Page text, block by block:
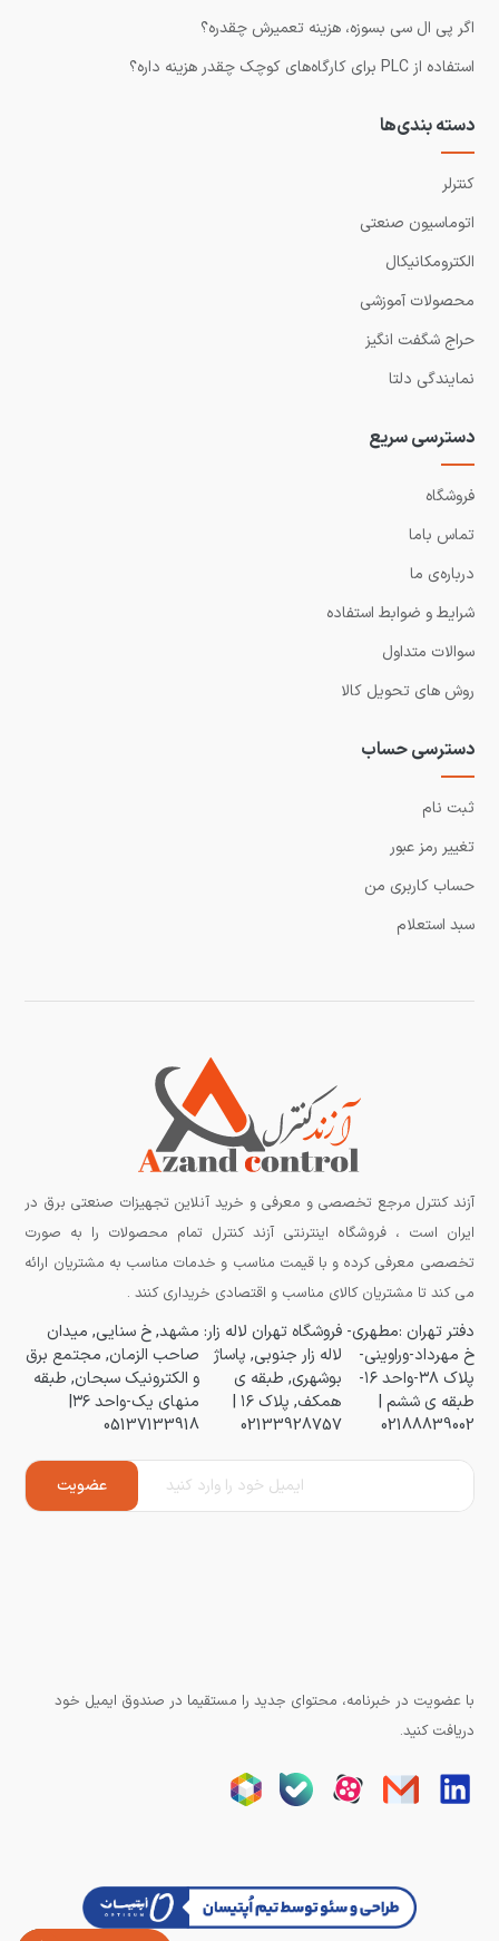
اگر پی ال سی بسوزه، هزینه تعمیرش چقدره؟
استفاده از PLC برای کارگاه‌های کوچک چقدر هزینه داره؟
دسته بندی‌ها
کنترلر
اتوماسیون صنعتی
الکترومکانیکال
محصولات آموزشی
حراج شگفت انگیز
نمایندگی دلتا
دسترسی سریع
فروشگاه
تماس باما
درباره‌ی ما
شرایط و ضوابط استفاده
سوالات متداول
روش های تحویل کالا
دسترسی حساب
ثبت نام
تغییر رمز عبور
حساب کاربری من
سبد استعلام
آزند کنترل مرجع تخصصی و معرفی و خرید آنلاین تجهیزات صنعتی برق در
ایران است ، فروشگاه اینترنتی آزند کنترل تمام محصولات را به صورت
تخصصی معرفی کرده و با قیمت مناسب و خدمات مناسب به مشتریان ارائه
می کند تا مشتریان کالای مناسب و اقتصادی خریداری کنند .
دفتر تهران :مطهری-
خ مهرداد-وراوینی-
پلاک ۳۸-واحد ۱۶-
طبقه ی ششم |
02188839002
فروشگاه تهران لاله زار:
لاله زار جنوبی, پاساژ
بوشهری, طبقه ی
همکف, پلاک ۱۶ |
02133928757
مشهد, خ سنایی, میدان
صاحب الزمان, مجتمع برق
و الکترونیک سبحان, طبقه
منهای یک-واحد ۳۶|
05137133918
با عضویت در خبرنامه، محتوای جدید را مستقیما در صندوق ایمیل خود
دریافت کنید.